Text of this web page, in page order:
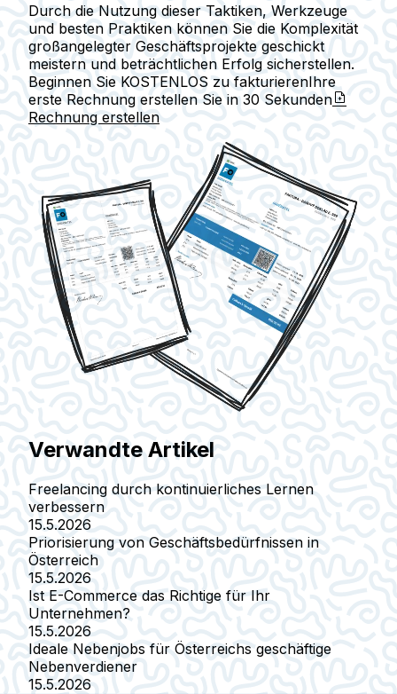
Durch die Nutzung dieser Taktiken, Werkzeuge
und besten Praktiken können Sie die Komplexität
großangelegter Geschäftsprojekte geschickt
meistern und beträchtlichen Erfolg sicherstellen.
Beginnen Sie KOSTENLOS zu fakturierenIhre
erste Rechnung erstellen Sie in 30 Sekunden
Rechnung erstellen
Verwandte Artikel
Freelancing durch kontinuierliches Lernen
verbessern
15.5.2026
Priorisierung von Geschäftsbedürfnissen in
Österreich
15.5.2026
Ist E-Commerce das Richtige für Ihr
Unternehmen?
15.5.2026
Ideale Nebenjobs für Österreichs geschäftige
Nebenverdiener
15.5.2026